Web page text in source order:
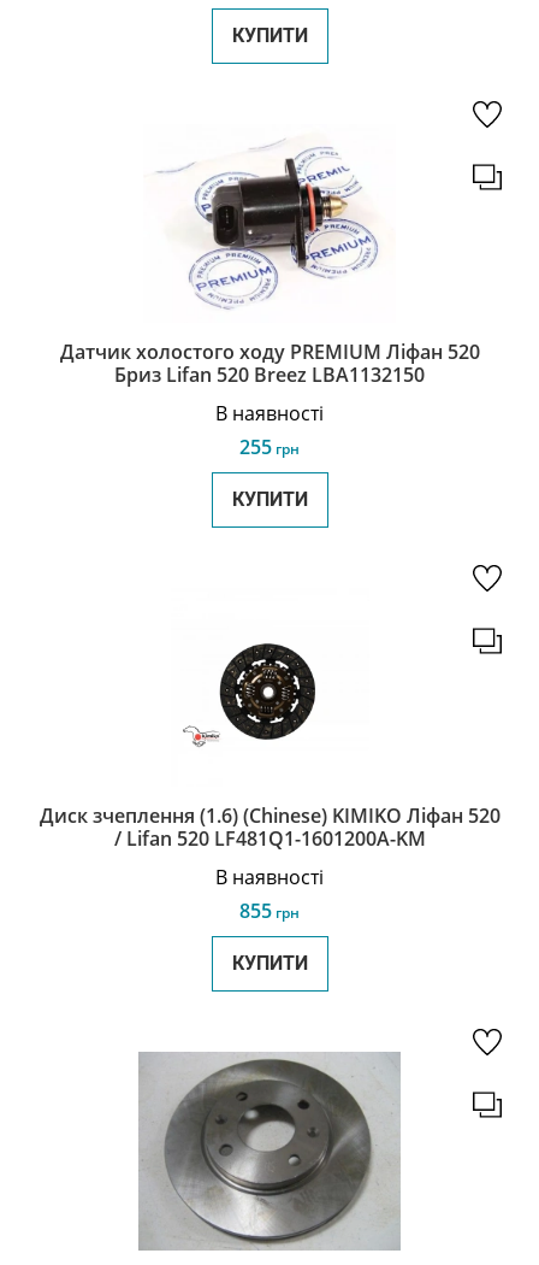
КУПИТИ
Датчик холостого ходу PREMIUM Ліфан 520
Бриз Lifan 520 Breez LBA1132150
В наявності
255 грн
КУПИТИ
Диск зчеплення (1.6) (Chinese) KIMIKO Ліфан 520
/ Lifan 520 LF481Q1-1601200A-KM
В наявності
855 грн
КУПИТИ